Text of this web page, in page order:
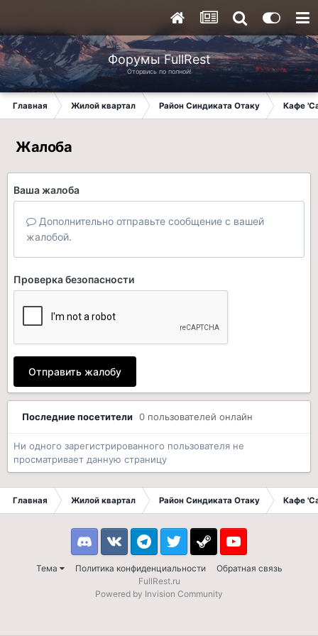
Форумы FullRest
Оторвись по полной!
Главная Жилой квартал Район Синдиката Отаку Кафе
Жалоба
Ваша жалоба
Дополнительно отправьте сообщение с вашей
жалобой.
Проверка безопасности
Отправить жалобу
Последние посетители 0 пользователей онлайн
Ни одного зарегистрированного пользователя не
просматривает данную страницу
Главная Жилой квартал Район Синдиката Отаку Кафе
Тема Политика конфиденциальности Обратная связь
DiscordVK TelegramTwitter Steam Youtube
FullRest.ru
Powered by Invision Community